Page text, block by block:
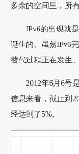
多余的空间里，所
IPv6的出现就
诞生的。虽然IPv6
替代过程正在发生。
2012年6月6号
信息来看，截止到
经达到了5%。